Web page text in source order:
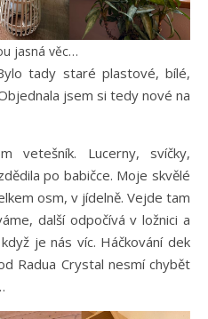
jasná věc…
tady staré plastové, bílé,
jsem si tedy nové na
vetešník. Lucerny, svíčky,
po babičce. Moje skvělé
osm, v jídelně. Vejde tam
další odpočívá v ložnici a
je nás víc. Háčkování dek
Radua Crystal nesmí chybět